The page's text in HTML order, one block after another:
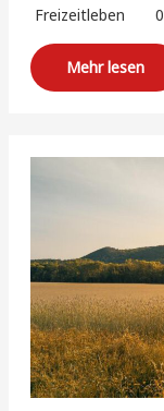
Freizeitleben
Mehr lesen